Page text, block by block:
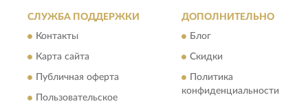
СЛУЖБА ПОДДЕРЖКИ
Контакты
Карта сайта
Публичная оферта
Пользовательское
ДОПОЛНИТЕЛЬНО
Блог
Скидки
Политика
конфиденциальности